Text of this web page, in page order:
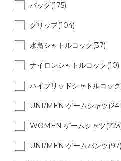
バッグ(175)
グリップ(104)
水鳥シャトルコック(37)
ナイロンシャトルコック(10)
ハイブリッドシャトルコッ
UNI/MEN ゲームシャツ
WOMEN ゲームシャツ
UNI/MEN ゲームパンツ(97)